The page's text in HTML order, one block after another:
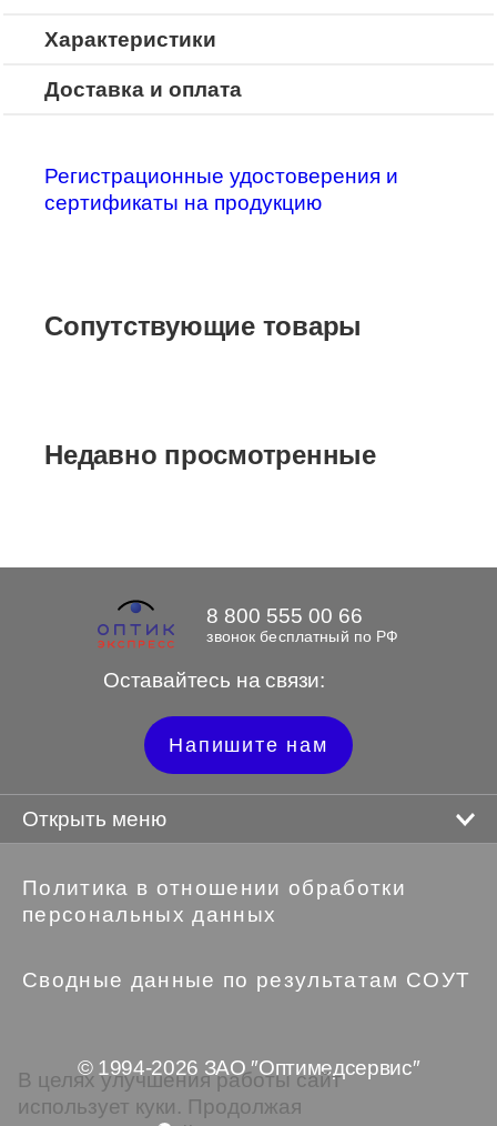
Характеристики
Доставка и оплата
Регистрационные удостоверения и
сертификаты на продукцию
Сопутствующие товары
Недавно просмотренные
Оставайтесь на связи:
8 800 555 00 66
звонок бесплатный по РФ
Напишите нам
Открыть меню
Политика в отношении обработки
персональных данных
Сводные данные по результатам СОУТ
© 1994-2026 ЗАО ″Оптимедсервис″
В целях улучшения работы сайт
использует куки. Продолжая